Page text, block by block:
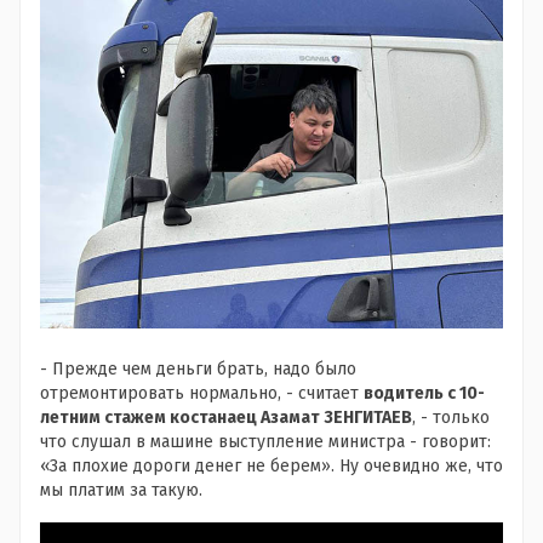
- Прежде чем деньги брать, надо было
отремонтировать нормально, - считает водитель с 10-
летним стажем костанаецАзамат ЗЕНГИТАЕВ, - только
что слушал в машине выступление министра - говорит:
«За плохие дороги денег не берем». Ну очевидно же, что
мы платим за такую.